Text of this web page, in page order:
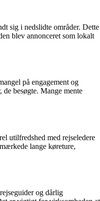
sig i nedslidte områder. Dette
blev annonceret som lokalt
på engagement og
besøgte. Mange mente
utilfredshed med rejseledere
lange køreture,
og dårlig